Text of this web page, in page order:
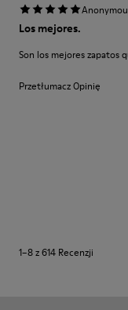
Los mejores.
Son los mejores zapatos
Przetłumacz Opinię
1–8 z 614 Recenzji